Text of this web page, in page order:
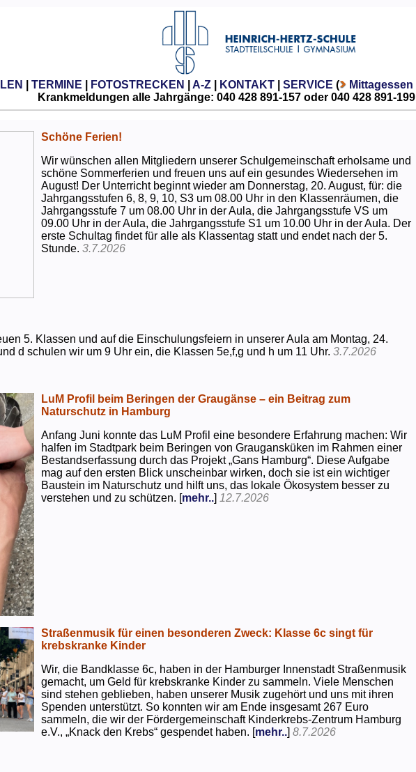
TERMINE FOTOSTRECKEN A-Z| KONTAKT| SERVICE ( Mittagessen
Krankmeldungen alle Jahrgänge: 040 428 891-157 oder 040 428 891-199
Schöne Ferien!
Wir wünschen allen Mitgliedern unserer Schulgemeinschaft erholsame und
schöne Sommerferien und freuen uns auf ein gesundes Wiedersehen im
August! Der Unterricht beginnt wieder am Donnerstag, 20. August, für: die
Jahrgangsstufen 6, 8, 9, 10, S3 um 08.00 Uhr in den Klassenräumen, die
Jahrgangsstufe 7 um 08.00 Uhr in der Aula, die Jahrgangsstufe VS um
09.00 Uhr in der Aula, die Jahrgangsstufe S1 um 10.00 Uhr in der Aula. Der
erste Schultag findet für alle als Klassentag statt und endet nach der 5.
Stunde.3.7.2026
5. Klassen und auf die Einschulungsfeiern in unserer Aula am Montag, 24.
d schulen wir um 9 Uhr ein, die Klassen 5e,f,g und h um 11 Uhr.3.7.2026
LuM Profil beim Beringen der Graugänse – ein Beitrag zum
Naturschutz in Hamburg
Anfang Juni konnte das LuM Profil eine besondere Erfahrung machen: Wir
halfen im Stadtpark beim Beringen von Graugansküken im Rahmen einer
Bestandserfassung durch das Projekt „Gans Hamburg“. Diese Aufgabe
mag auf den ersten Blick unscheinbar wirken, doch sie ist ein wichtiger
Baustein im Naturschutz und hilft uns, das lokale Ökosystem besser zu
verstehen und zu schützen. [mehr..] 12.7.2026
Straßenmusik für einen besonderen Zweck: Klasse 6c singt für
krebskranke Kinder
Wir, die Bandklasse 6c, haben in der Hamburger Innenstadt Straßenmusik
gemacht, um Geld für krebskranke Kinder zu sammeln. Viele Menschen
sind stehen geblieben, haben unserer Musik zugehört und uns mit ihren
Spenden unterstützt. So konnten wir am Ende insgesamt 267 Euro
sammeln, die wir der Fördergemeinschaft Kinderkrebs-Zentrum Hamburg
e.V., „Knack den Krebs“ gespendet haben. [mehr..]8.7.2026